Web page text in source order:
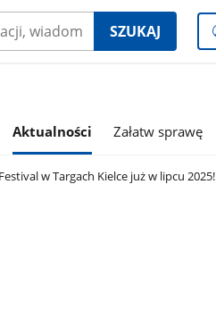
SZUKAJ
Aktualności Załatw sprawę
w Targach Kielce już w lipcu 2025!